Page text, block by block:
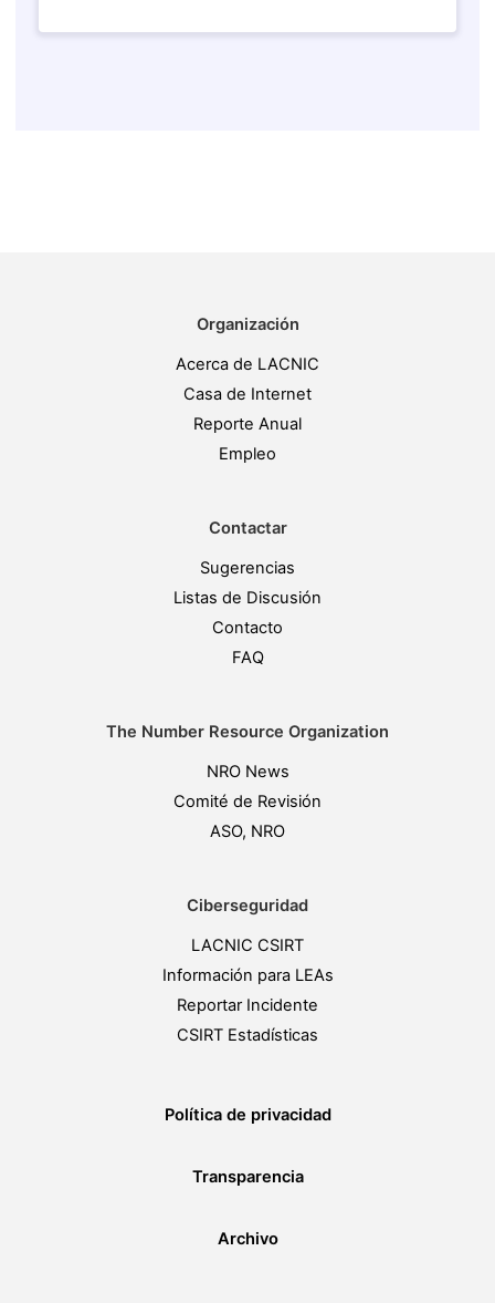
Organización
Acerca de LACNIC
Casa de Internet
Reporte Anual
Empleo
Contactar
Sugerencias
Listas de Discusión
Contacto
FAQ
The Number Resource Organization
NRO News
Comité de Revisión
ASO, NRO
Ciberseguridad
LACNIC CSIRT
Información para LEAs
Reportar Incidente
CSIRT Estadísticas
Política de privacidad
Transparencia
Archivo